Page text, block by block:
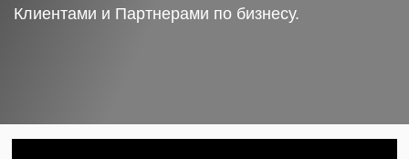
Клиентами и Партнерами по бизнесу.